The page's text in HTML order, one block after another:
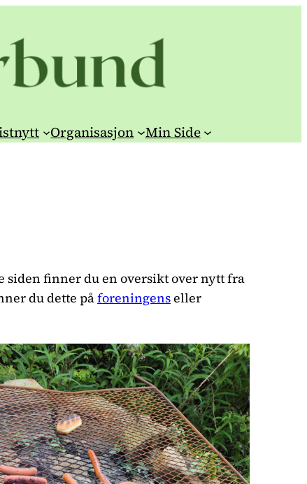
Organisasjon Min Side
siden finner du en oversikt over nytt fra
du dette påforeningenseller